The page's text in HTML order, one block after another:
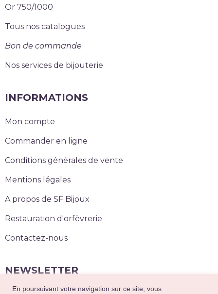
En poursuivant votre navigation sur ce site, vous
Or 750/1000
Tous nos catalogues
Bon de commande
Nos services de bijouterie
INFORMATIONS
Mon compte
Commander en ligne
Conditions générales de vente
Mentions légales
A propos de SF Bijoux
Restauration d'orfèvrerie
Contactez-nous
NEWSLETTER